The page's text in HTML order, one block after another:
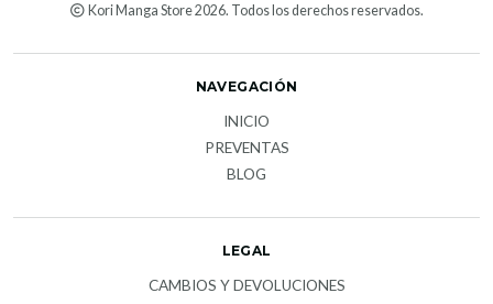
Kori Manga Store 2026. Todos los derechos reservados.
NAVEGACIÓN
INICIO
PREVENTAS
BLOG
LEGAL
CAMBIOS Y DEVOLUCIONES